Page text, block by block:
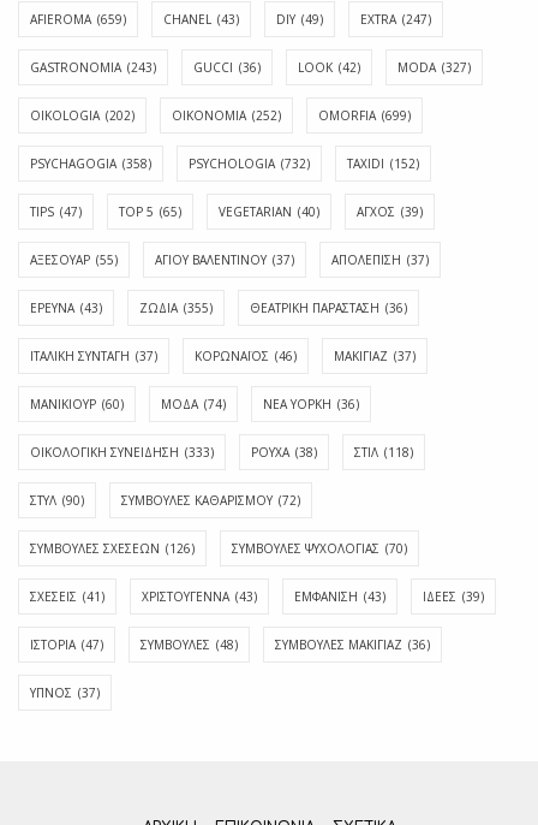
AFIEROMA (659) CHANEL (43) DIY (49) EXTRA (247)
GASTRONOMIA (243) GUCCI (36) LOOK (42) MODA (327)
OIKOLOGIA (202) OIKONOMIA (252) OMORFIA (699)
PSYCHAGOGIA (358) PSYCHOLOGIA (732) TAXIDI (152)
TIPS (47) TOP 5 (65) VEGETARIAN (40) ΑΓΧΟΣ (39)
ΑΞΕΣΟΥΑΡ (55) ΑΓΊΟΥ ΒΑΛΕΝΤΊΝΟΥ (37) ΑΠΟΛΈΠΙΣΗ (37)
ΕΡΕΥΝΑ (43) ΖΩΔΙΑ (355) ΘΕΑΤΡΙΚΗ ΠΑΡΑΣΤΑΣΗ (36)
ΙΤΑΛΙΚΗ ΣΥΝΤΑΓΗ (37) ΚΟΡΩΝΑΪΟΣ (46) ΜΑΚΙΓΙΑΖ (37)
ΜΑΝΙΚΙΟΥΡ (60) ΜΟΔΑ (74) ΝΕΑ ΥΟΡΚΗ (36)
ΟΙΚΟΛΟΓΙΚΗ ΣΥΝΕΙΔΗΣΗ (333) ΡΟΥΧΑ (38) ΣΤΙΛ (118)
ΣΤΥΛ (90) ΣΥΜΒΟΥΛΕΣ ΚΑΘΑΡΙΣΜΟΥ (72)
ΣΥΜΒΟΥΛΕΣ ΣΧΕΣΕΩΝ (126) ΣΥΜΒΟΥΛΕΣ ΨΥΧΟΛΟΓΙΑΣ (70)
ΣΧΕΣΕΙΣ (41) ΧΡΙΣΤΟΥΓΕΝΝΑ (43) ΕΜΦΆΝΙΣΗ (43) ΙΔΈΕΣ (39)
ΙΣΤΟΡΊΑ (47) ΣΥΜΒΟΥΛΈΣ (48) ΣΥΜΒΟΥΛΈΣ ΜΑΚΙΓΙΆΖ (36)
ΎΠΝΟΣ (37)